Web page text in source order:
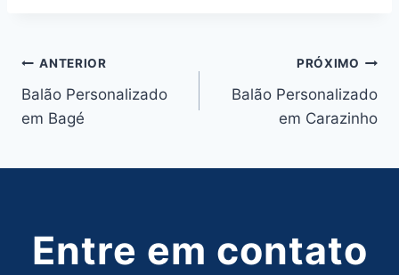
Navegação
de
ANTERIOR
Balão Personalizado
em Bagé
PRÓXIMO
Balão Personalizado
em Carazinho
Entre em contato